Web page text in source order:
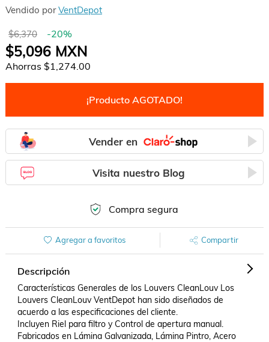
Vendido porVentDepot
$6,370 -20%
$5,096MXN
Ahorras $1,274.00
¡Producto AGOTADO!
Vender en
Visita nuestro Blog
Compra segura
Agregar a favoritos Compartir
Descripción
Características Generales de los Louvers CleanLouv Los
Louvers CleanLouv VentDepot han sido diseñados de
acuerdo a las especificaciones del cliente.
Incluyen Riel para filtro y Control de apertura manual.
Fabricados en Lámina Galvanizada, Lámina Pintro, Acero